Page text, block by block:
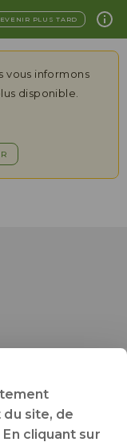
PLUS TARD
vous informons
disponible.
site, de
cliquant sur